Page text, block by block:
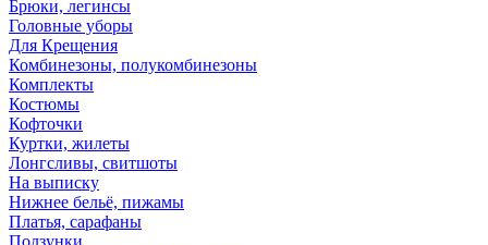
Брюки, легинсы
Головные уборы
Для Крещения
Комбинезоны, полукомбинезоны
Комплекты
Костюмы
Кофточки
Куртки, жилеты
Лонгсливы, свитшоты
На выписку
Нижнее бельё, пижамы
Платья, сарафаны
Ползунки